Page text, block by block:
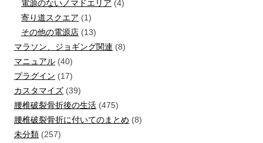
電源のないノマドエリア (4)
寄り道スクエア (1)
その他の電源店 (13)
マラソン、ジョギング関連 (8)
マニュアル (40)
プラグイン (17)
カスタマイズ (39)
腰椎破裂骨折後の生活 (475)
腰椎破裂骨折に付いてのまとめ (8)
未分類 (257)